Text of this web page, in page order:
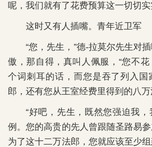
呢，我们就有了花费预算这一切切
这时又有人插嘴。青年近卫军
“您，先生，”德-拉莫尔先生对
傲，那自得，真叫人佩服，“您不
个词刺耳的话，而您是吞了列入国
郎，还有您从王室经费里得到的八万
“好吧，先生，既然您强迫我
例。您的高贵的先人曾跟随圣路易参
为了这十二万法郎，您就应该至少